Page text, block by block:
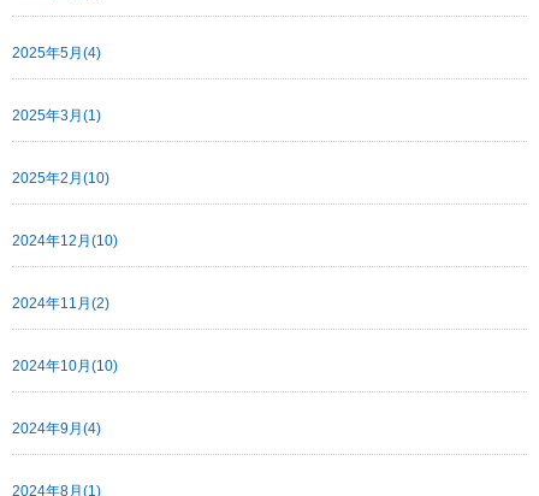
2025年5月(4)
2025年3月(1)
2025年2月(10)
2024年12月(10)
2024年11月(2)
2024年10月(10)
2024年9月(4)
2024年8月(1)